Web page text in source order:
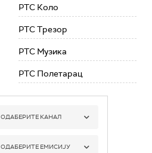
РТС Коло
РТС Трезор
РТС Музика
РТС Полетарац
ОДАБЕРИТЕ КАНАЛ
РТС 1
ОДАБЕРИТЕ ЕМИСИЈУ